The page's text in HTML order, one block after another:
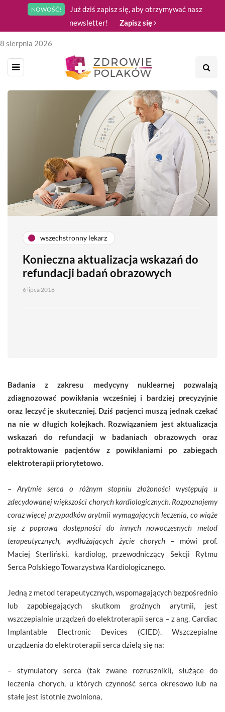
NOWOŚĆ!
Już dziś zapisz się, aby otrzymywać nasz
newsletter!
Zapisz się
8 sierpnia 2026
wszechstronny lekarz
Konieczna aktualizacja wskazań do
refundacji badań obrazowych
6 lipca 2018
Badania z zakresu medycyny nuklearnej pozwalają
zdiagnozować powikłania wcześniej i bardziej precyzyjnie
oraz leczyć je skuteczniej. Dziś pacjenci muszą jednak czekać
na nie w długich kolejkach. Rozwiązaniem jest aktualizacja
wskazań do refundacji w badaniach obrazowych oraz
potraktowanie pacjentów z powikłaniami po zabiegach
elektroterapii priorytetowo.
–Arytmie serca o różnym stopniu złożoności występują u
zdecydowanej większości chorych kardiologicznych. Rozpoznajemy
coraz więcej przypadków arytmii wymagających leczenia, co wiąże
się z poprawą dostępności do innych nowoczesnych metod
terapeutycznych, wydłużających życie chorych– mówi prof.
Maciej Sterliński, kardiolog, przewodniczący Sekcji Rytmu
Serca Polskiego Towarzystwa Kardiologicznego.
Jedną z metod terapeutycznych, wspomagających bezpośrednio
lub zapobiegających skutkom groźnych arytmii, jest
wszczepialnie urządzeń do elektroterapii serca – z ang. Cardiac
Implantable Electronic Devices (CIED). Wszczepialne
urządzenia do elektroterapii serca dzielą się na:
– stymulatory serca (tak zwane rozruszniki), służące do
leczenia chorych, u których czynność serca okresowo lub na
stałe jest istotnie zwolniona,